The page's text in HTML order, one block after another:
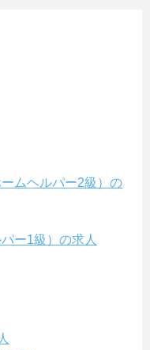
ムヘルパー2級）の
ー1級）の求人